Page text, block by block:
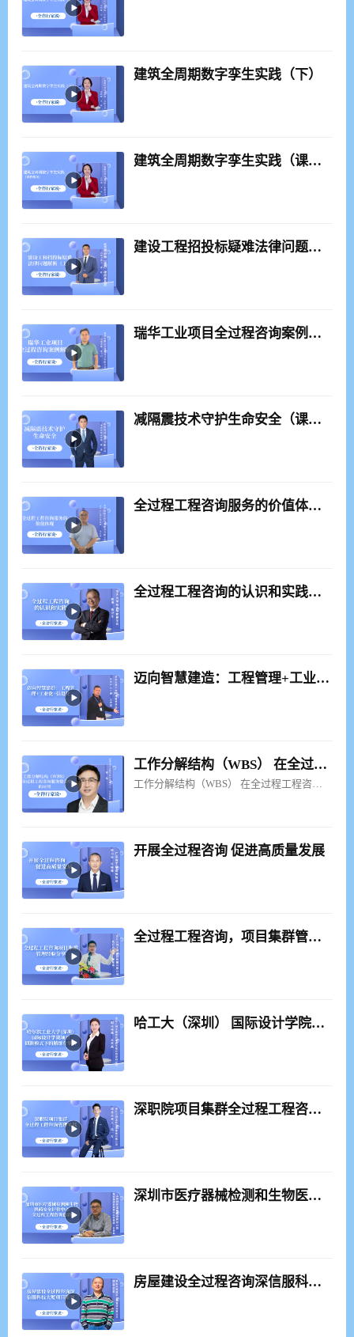
建筑全周期数字孪生实践（下）
建筑全周期数字孪生实践（课程概况）
建设工程招投标疑难法律问题解析（上）（课程概况）
瑞华工业项目全过程咨询案例解析（课程概况）
减隔震技术守护生命安全（课程概况）
全过程工程咨询服务的价值体现（课程概况）
全过程工程咨询的认识和实践​（1）
迈向智慧建造：工程管理+工业化+信息化（课程概况）
工作分解结构（WBS） 在全过程工程咨询服务整合中的应用
工作分解结构（WBS） 在全过程工程咨询服务整合中的应用
开展全过程咨询 促进高质量发展
全过程工程咨询，项目集群管理工作经验分享
哈工大（深圳） 国际设计学院项目，创新模式下的精细化管控（课程概况）
深职院项目集群全过程工程咨询管理实践（课程概况）
深圳市医疗器械检测和生物医药安全评价中心，全过程工程咨询创新
房屋建设全过程咨询深信服科技大厦项目策划（课程概况）